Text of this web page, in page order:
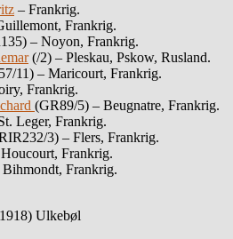
– Frankrig.
Frankrig.
– Noyon, Frankrig.
(/2) – Pleskau, Pskow, Rusland.
11) – Maricourt, Frankrig.
Frankrig.
(GR89/5) – Beugnatre, Frankrig.
Leger, Frankrig.
3) – Flers, Frankrig.
Frankrig.
Frankrig.
Ulkebøl